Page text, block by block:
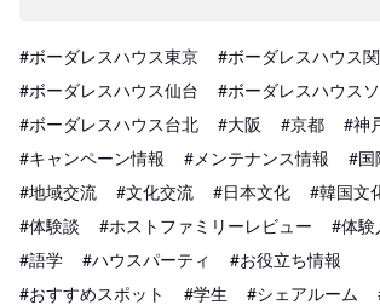
#ボーダレスハウス東京
#ボーダレスハウス
#ボーダレスハウス仙台
#ボーダレスハウス
#ボーダレスハウス台北
#大阪 #京都
#神
#キャンペーン情報
#メンテナンス情報
#国
#地域交流
#文化交流 #日本文化 #韓国文
#体験談
#ホストファミリーレビュー #体験
#語学
#ハウスパーティ
#お役立ち情報
#おすすめスポット
#学生 #シェアルーム